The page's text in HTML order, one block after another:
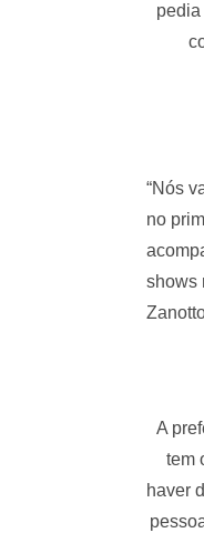
“Nós
no
shows
A
tem
haver